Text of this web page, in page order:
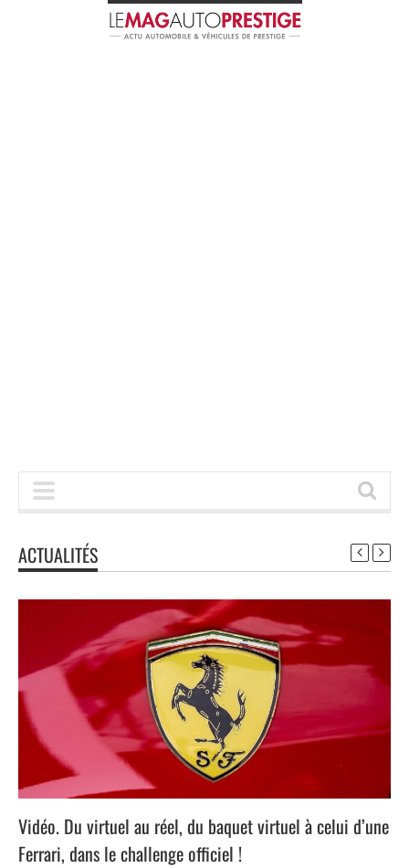
ACTUALITÉS
Vidéo. Du virtuel au réel, du baquet virtuel à celui d’une
Ferrari, dans le challenge officiel !